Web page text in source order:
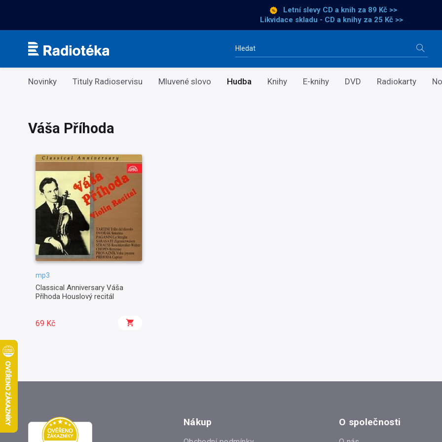
Letní slevy CD a knih za 89 Kč >>
Likvidace skladu - CD a knihy za 25 Kč >>
Vyhledávání
Kategorie
Novinky Tituly Radioservisu Mluvené slovo Hudba Knihy E-knihy DVD Radiokarty
Váša Příhoda
mp3
Classical Anniversary Váša
Příhoda Houslový recitál
69 Kč
Nákup O společnosti